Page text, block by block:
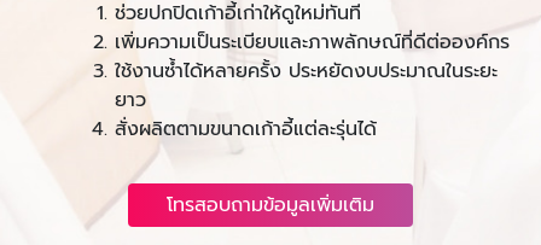
ช่วยปกปิดเก้าอี้เก่าให้ดูใหม่ทันที
เพิ่มความเป็นระเบียบและภาพลักษณ์ที่ดีต่อองค์กร
ใช้งานซ้ำได้หลายครั้ง ประหยัดงบประมาณในระยะ
ยาว
สั่งผลิตตามขนาดเก้าอี้แต่ละรุ่นได้
โทรสอบถามข้อมูลเพิ่มเติม